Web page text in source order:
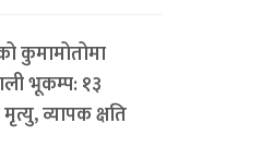
कुमामोतोमा
भूकम्प: १३
व्यापक क्षति